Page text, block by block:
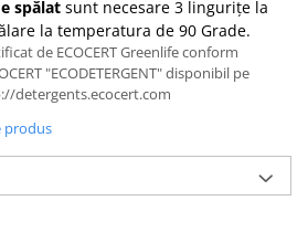
spălat sunt necesare 3 lingurițe la
la temperatura de 90 Grade.
de ECOCERT Greenlife conform
"ECODETERGENT" disponibil pe
detergents.ecocert.com
produs